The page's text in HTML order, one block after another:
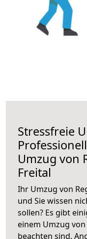
Stressfreie
Umzug von
Freital
Ihr Umzug von
und Sie wissen
sollen? Es gibt
einem Umzug
beachten sind.